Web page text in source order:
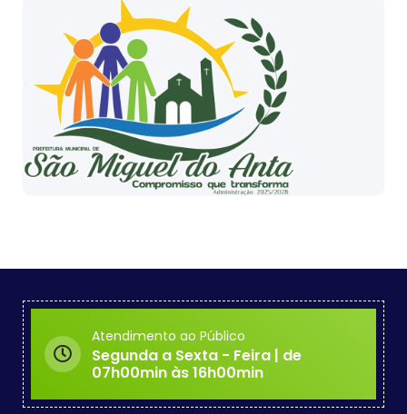
Atendimento ao Público
Segunda a Sexta - Feira | de
07h00min às 16h00min